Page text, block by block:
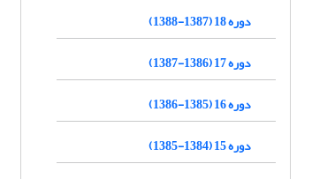
دوره 18 (1387-1388)
دوره 17 (1386-1387)
دوره 16 (1385-1386)
دوره 15 (1384-1385)